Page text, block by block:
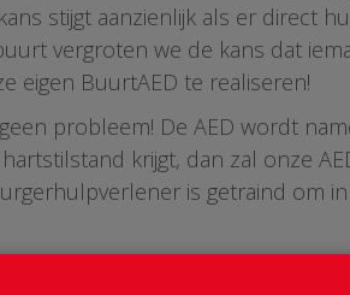
stijgt aanzienlijk als er direct
vergroten we de kans dat
eigen BuurtAED te realiseren!
probleem! De AED wordt
krijgt, dan zal onze
is getraind om